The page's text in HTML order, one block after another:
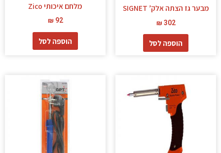
מבער גז הצתה אלק’ SIGNET
₪ 302
הוספה לסל
מלחם איכותי Zico
₪ 92
הוספה לסל